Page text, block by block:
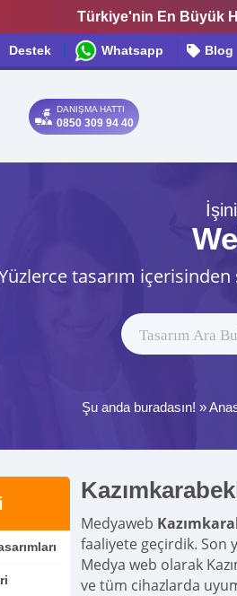
Türkiye'nin En Büyük
Destek Whatsapp Blog
DANIŞMA HATTI
0850 309 94 40
tasarım
Şu anda buradasın! »
Medyaweb
faaliyete geçirdik. Son
Medya web olarak
ve tüm cihazlarda